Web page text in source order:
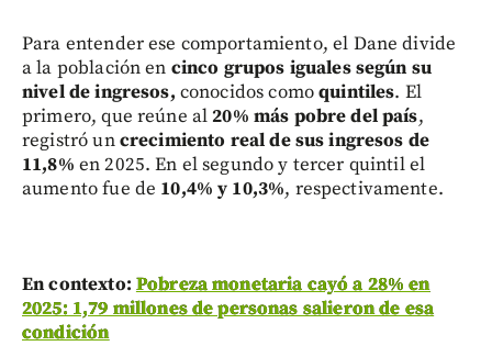
Para entender ese comportamiento, el Dane divide
a la población en cinco grupos iguales según su
nivel de ingresos, conocidos comoquintiles. El
primero, que reúne al20% más pobre del país,
registró uncrecimiento real de sus ingresos de
11,8% en 2025. En el segundo y tercer quintil el
aumento fue de 10,4% y 10,3%, respectivamente.
En contexto: Pobreza monetaria cayó a 28% en
2025: 1,79 millones de personas salieron de esa
condición